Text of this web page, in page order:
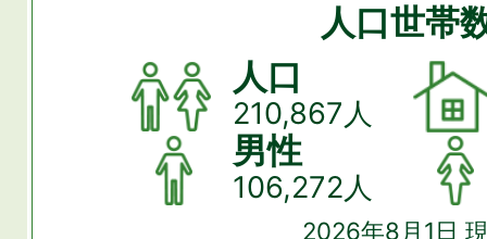
人口世帯
人口
210,867人
男性
106,272人
2026年8月1日